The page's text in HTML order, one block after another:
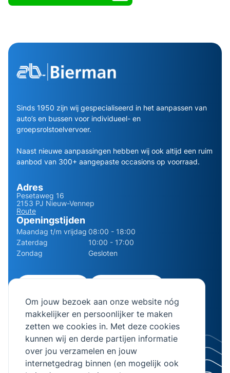
Om jouw bezoek aan onze website nóg
makkelijker en persoonlijker te maken
zetten we cookies in. Met deze cookies
kunnen wij en derde partijen informatie
over jou verzamelen en jouw
internetgedrag binnen (en mogelijk ook
Sinds 1950 zijn wij gespecialiseerd in het aanpassen van
auto’s en bussen voor individueel- en
groepsrolstoelvervoer.
Naast nieuwe aanpassingen hebben wij ook altijd een ruim
aanbod van 300+ aangepaste occasions op voorraad.
Adres
Pesetaweg 16
2153 PJ Nieuw-Vennep
Route
Openingstijden
Maandag t/m vrijdag 08:00 - 18:00
Zaterdag
10:00 - 17:00
Zondag
Gesloten
info@bierman.eu